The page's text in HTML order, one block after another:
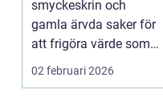
smyckeskrin och
gamla ärvda saker för
att frigöra värde som
bara ligger he...
02 februari 2026